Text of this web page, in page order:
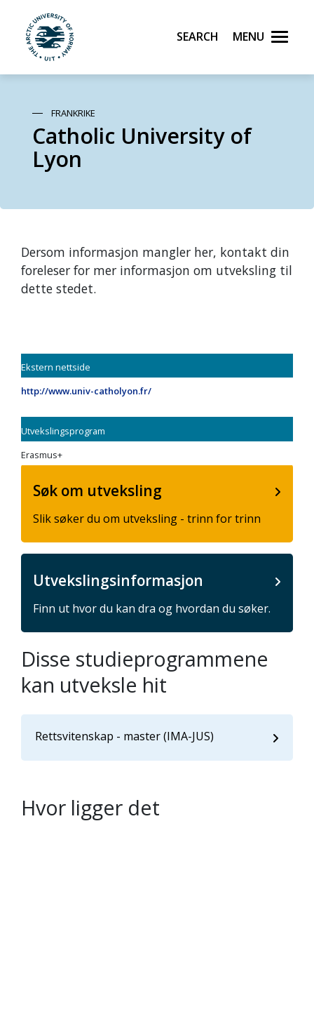
Skip to main content
UiT The Arctic University of Norway
Search Menu
FRANKRIKE
Catholic University of
Lyon
Dersom informasjon mangler her, kontakt din
foreleser for mer informasjon om utveksling til
dette stedet.
Ekstern nettside
http://www.univ-catholyon.fr/
Utvekslingsprogram
Erasmus+
Søk om utveksling
Slik søker du om utveksling - trinn for trinn
Utvekslingsinformasjon
Finn ut hvor du kan dra og hvordan du søker.
Disse studieprogrammene
kan utveksle hit
Rettsvitenskap - master (IMA-JUS)
Hvor ligger det